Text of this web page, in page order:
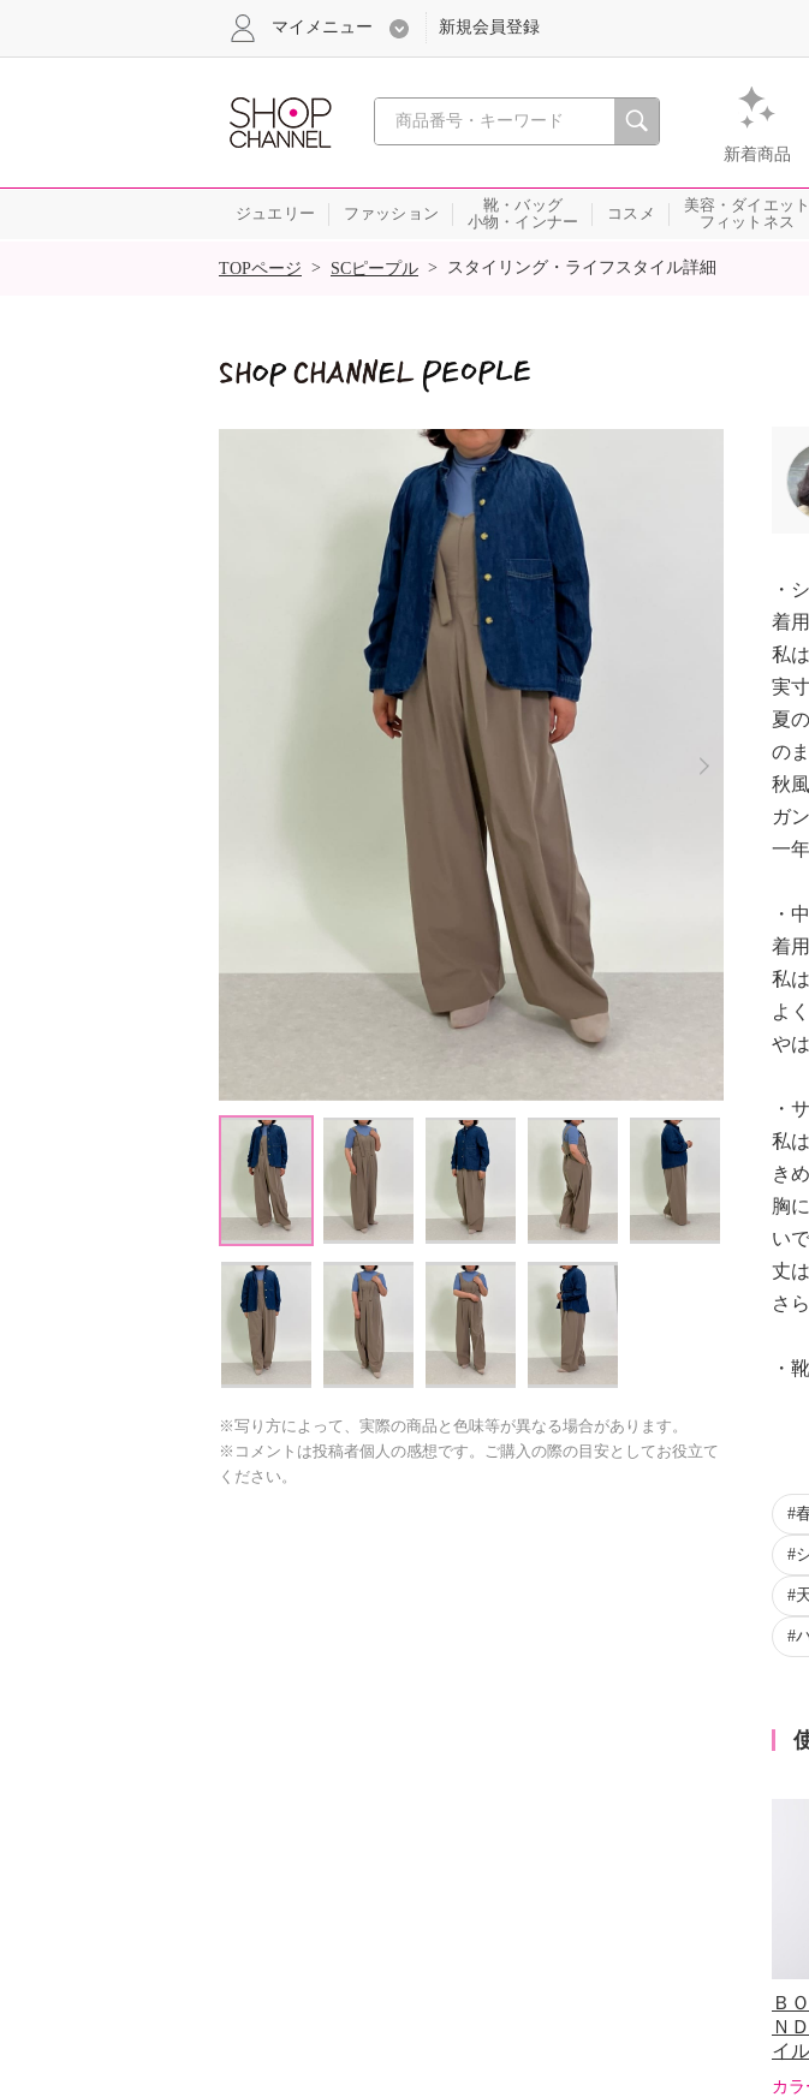
心おどる、瞬間を。通販・テレビショッピン
新着商品
マイメニュー 新規会員登録
ジュエリー ファッション
靴・バッグ
小物・インナー
コスメ
美容・ダイエット
フィットネス
SALE
TOPページ > SCピープル > スタイリング・ライフスタイル詳細
※写り方によって、実際の商品と色味等が異なる場合があります。
※コメントは投稿者個人の感想です。ご購入の際の目安としてお役立て
ください。
・
着
私
実
夏
の
秋
ガ
一
・
着
私
よ
や
・
私
き
胸
い
丈
さ
・
Ｂ
Ｎ
イ
カラ